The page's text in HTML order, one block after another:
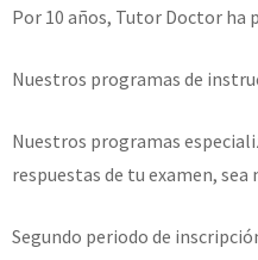
Por 10 años, Tutor Doctor ha
Nuestros programas de
Nuestros programas
respuestas de tu examen,
Segundo periodo de